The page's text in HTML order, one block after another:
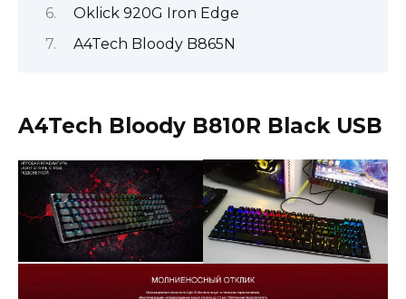
Oklick 920G Iron Edge
A4Tech Bloody B865N
A4Tech Bloody B810R Black USB